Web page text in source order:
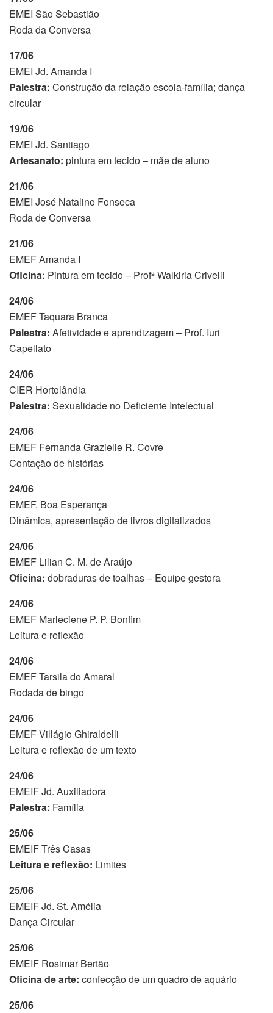
EMEI São Sebastião
Roda da Conversa
17/06
EMEI Jd. Amanda I
Palestra: Construção da relação escola-família; dança
circular
19/06
EMEI Jd. Santiago
Artesanato: pintura em tecido – mãe de aluno
21/06
EMEI José Natalino Fonseca
Roda de Conversa
21/06
EMEF Amanda I
Oficina: Pintura em tecido – Profª Walkiria Crivelli
24/06
EMEF Taquara Branca
Palestra: Afetividade e aprendizagem – Prof. Iuri
Capellato
24/06
CIER Hortolândia
Palestra: Sexualidade no Deficiente Intelectual
24/06
EMEF Fernanda Grazielle R. Covre
Contação de histórias
24/06
EMEF. Boa Esperança
Dinâmica, apresentação de livros digitalizados
24/06
EMEF Lilian C. M. de Araújo
Oficina: dobraduras de toalhas – Equipe gestora
24/06
EMEF Marleciene P. P. Bonfim
Leitura e reflexão
24/06
EMEF Tarsila do Amaral
Rodada de bingo
24/06
EMEF Villágio Ghiraldelli
Leitura e reflexão de um texto
24/06
EMEIF Jd. Auxiliadora
Palestra: Família
25/06
EMEIF Três Casas
Leitura e reflexão: Limites
25/06
EMEIF Jd. St. Amélia
Dança Circular
25/06
EMEIF Rosimar Bertão
Oficina de arte: confecção de um quadro de aquário
25/06